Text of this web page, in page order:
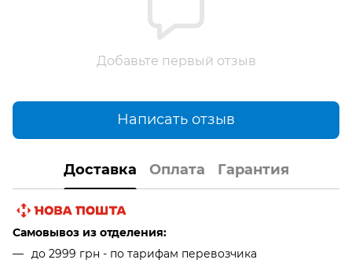
Добавьте первый отзыв
Написать отзыв
Доставка Оплата Гарантия
Самовывоз из отделения:
до 2999 грн - по тарифам перевозчика